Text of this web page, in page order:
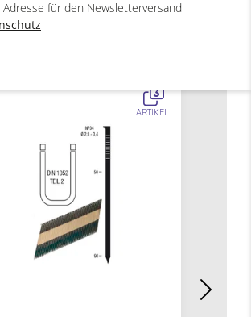
3
ARTIKEL
für den Newsletterversand